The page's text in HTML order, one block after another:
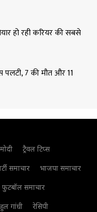
हो रही करियर की सबसे
पलटी, 7 की मौत और 11
ट्रैवल टिप्स
समाचार
भाजपा समाचार
फुटबॉल समाचार
गांधी रेसिपी